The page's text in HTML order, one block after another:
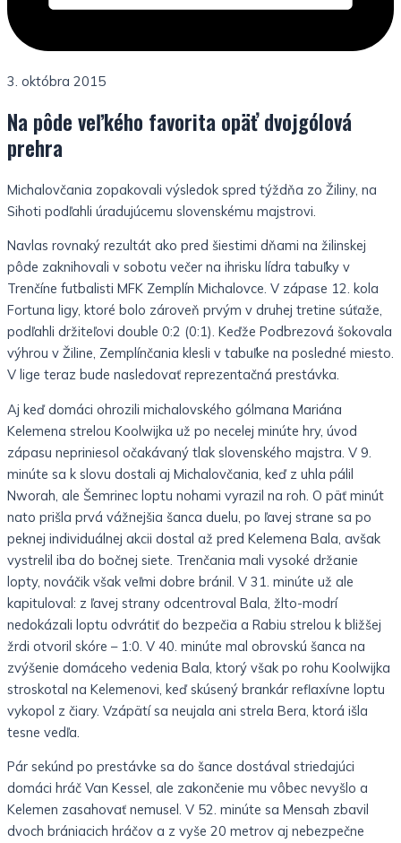
3. októbra 2015
Na pôde veľkého favorita opäť dvojgólová
prehra
Michalovčania zopakovali výsledok spred týždňa zo Žiliny, na
Sihoti podľahli úradujúcemu slovenskému majstrovi.
Navlas rovnaký rezultát ako pred šiestimi dňami na žilinskej
pôde zaknihovali v sobotu večer na ihrisku lídra tabuľky v
Trenčíne futbalisti MFK Zemplín Michalovce. V zápase 12. kola
Fortuna ligy, ktoré bolo zároveň prvým v druhej tretine súťaže,
podľahli držiteľovi double 0:2 (0:1). Keďže Podbrezová šokovala
výhrou v Žiline, Zemplínčania klesli v tabuľke na posledné miesto.
V lige teraz bude nasledovať reprezentačná prestávka.
Aj keď domáci ohrozili michalovského gólmana Mariána
Kelemena strelou Koolwijka už po necelej minúte hry, úvod
zápasu nepriniesol očakávaný tlak slovenského majstra. V 9.
minúte sa k slovu dostali aj Michalovčania, keď z uhla pálil
Nworah, ale Šemrinec loptu nohami vyrazil na roh. O päť minút
nato prišla prvá vážnejšia šanca duelu, po ľavej strane sa po
peknej individuálnej akcii dostal až pred Kelemena Bala, avšak
vystrelil iba do bočnej siete. Trenčania mali vysoké držanie
lopty, nováčik však veľmi dobre bránil. V 31. minúte už ale
kapituloval: z ľavej strany odcentroval Bala, žlto-modrí
nedokázali loptu odvrátiť do bezpečia a Rabiu strelou k bližšej
žrdi otvoril skóre – 1:0. V 40. minúte mal obrovskú šanca na
zvýšenie domáceho vedenia Bala, ktorý však po rohu Koolwijka
stroskotal na Kelemenovi, keď skúsený brankár reflaxívne loptu
vykopol z čiary. Vzápätí sa neujala ani strela Bera, ktorá išla
tesne vedľa.
Pár sekúnd po prestávke sa do šance dostával striedajúci
domáci hráč Van Kessel, ale zakončenie mu vôbec nevyšlo a
Kelemen zasahovať nemusel. V 52. minúte sa Mensah zbavil
dvoch brániacich hráčov a z vyše 20 metrov aj nebezpečne